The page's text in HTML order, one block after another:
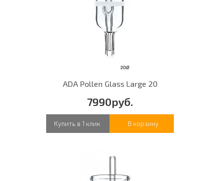
ADA Pollen Glass Large 20
7990руб.
Купить в 1 клик В корзину